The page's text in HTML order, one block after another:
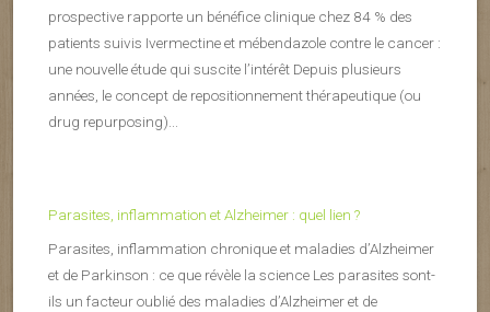
prospective rapporte un bénéfice clinique chez 84 % des
patients suivis Ivermectine et mébendazole contre le cancer :
une nouvelle étude qui suscite l’intérêt Depuis plusieurs
années, le concept de repositionnement thérapeutique (ou
drug repurposing)...
Parasites, inflammation et Alzheimer : quel lien ?
Parasites, inflammation chronique et maladies d’Alzheimer
et de Parkinson : ce que révèle la science Les parasites sont-
ils un facteur oublié des maladies d’Alzheimer et de